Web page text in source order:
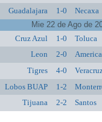
Guadalajara
1-0 Necaxa
Mie 22 de Ago de
Cruz Azul
1-0 Toluca
Leon
2-0 America
Tigres
4-0
Lobos BUAP
1-2
Tijuana
2-2 Santos